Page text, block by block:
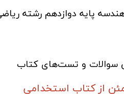
پایه دوازدهم رشته
سوالات و تست‌های کتاب
از کتاب استخدامی